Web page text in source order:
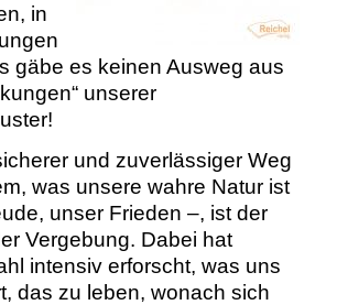
in
gäbe es keinen Ausweg aus
unserer
und zuverlässiger Weg
was unsere wahre Natur ist
unser Frieden –, ist der
Vergebung. Dabei hat
intensiv erforscht, was uns
das zu leben, wonach sich